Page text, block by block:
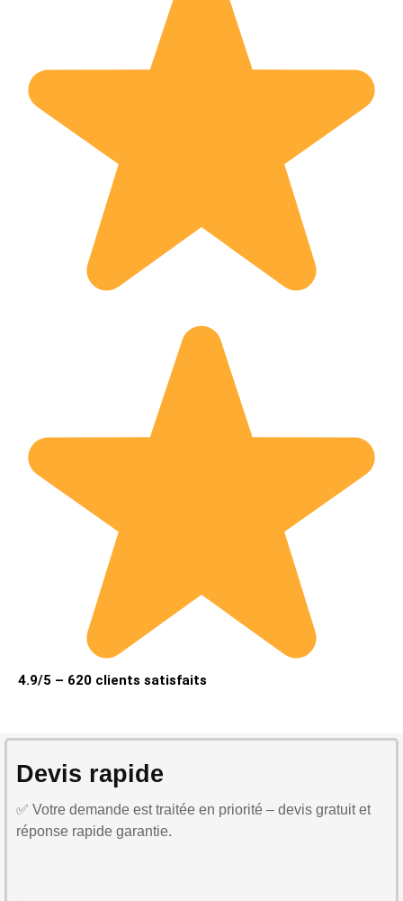
4.9/5 – 620 clients satisfaits
Devis rapide
✅ Votre demande est traitée en priorité – devis gratuit et
réponse rapide garantie.